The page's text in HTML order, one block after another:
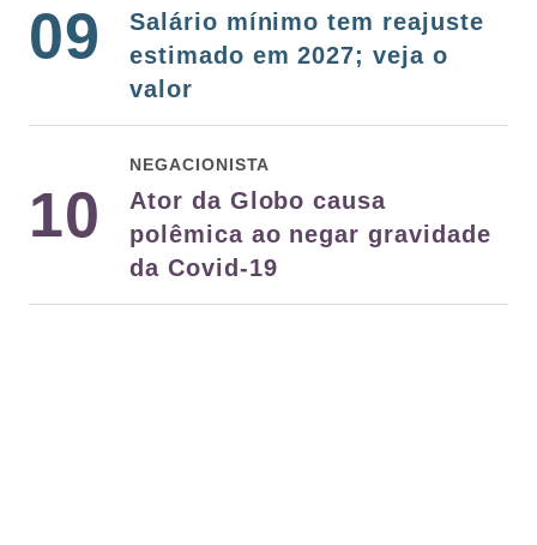
09
Salário mínimo tem reajuste
estimado em 2027; veja o
valor
10
NEGACIONISTA
Ator da Globo causa
polêmica ao negar gravidade
da Covid-19